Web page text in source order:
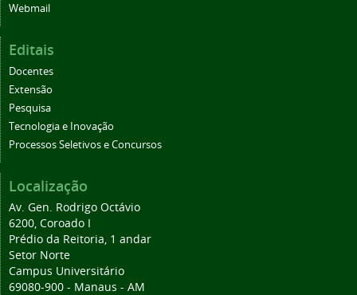
Webmail
Editais
Docentes
Extensão
Pesquisa
Tecnologia e Inovação
Processos Seletivos e Concursos
Localização
Av. Gen. Rodrigo Octávio
6200, Coroado I
Prédio da Reitoria, 1 andar
Setor Norte
Campus Universitário
69080-900 - Manaus - AM